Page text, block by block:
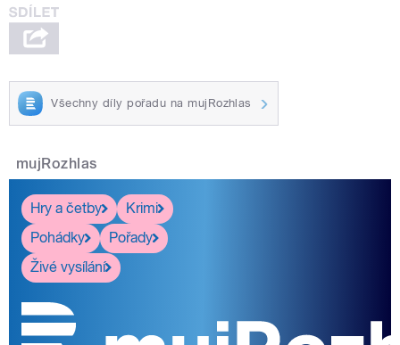
Všechny díly pořadu na mujRozhlas
mujRozhlas
Hry a četby
Krimi
Pohádky
Pořady
Živé vysílání